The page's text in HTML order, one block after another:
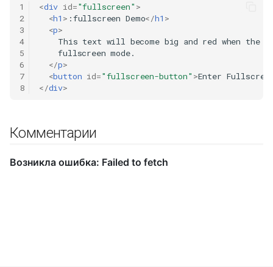
1
2
3
4
5
6
7
8
<div id="fullscreen" >
<h1 > :fullscreen Demo</h1 >
<p>
This text will become big and red when the
    fullscreen mode.
</p>
<button id="fullscreen-button" >Enter
</div>
Комментарии